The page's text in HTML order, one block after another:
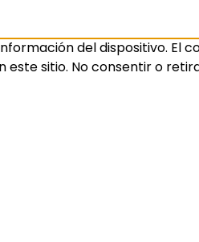
del dispositivo. El
sitio. No consentir o